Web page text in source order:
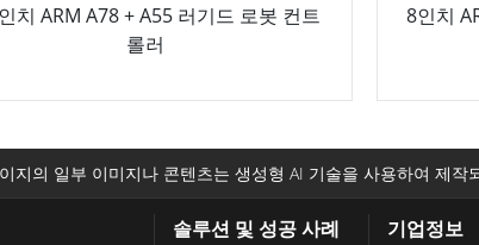
치 ARM A78 + A55 러기드 로봇 컨트
롤러
8인치
지의 일부 이미지나 콘텐츠는 생성형 AI 기술을 사용하여 제
솔루션 및 성공 사례 기업정보